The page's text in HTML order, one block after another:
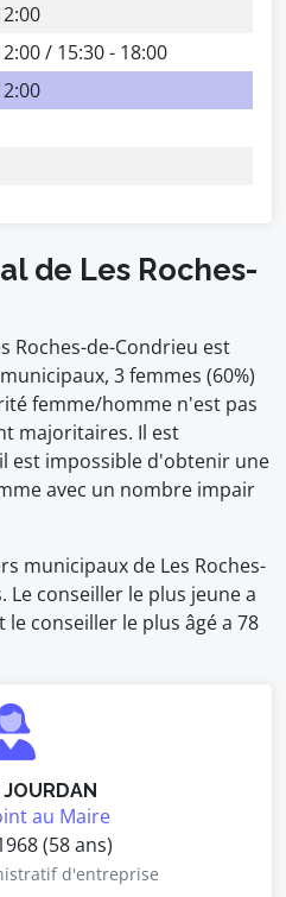
/ 15:30 - 18:00
de Les Roches-
Roches-de-Condrieu est
3 femmes (60%)
femme/homme n'est pas
majoritaires. Il est
est impossible d'obtenir une
avec un nombre impair
municipaux de Les Roches-
Le conseiller le plus jeune a
le conseiller le plus âgé a 78
au Maire
(58 ans)
d'entreprise